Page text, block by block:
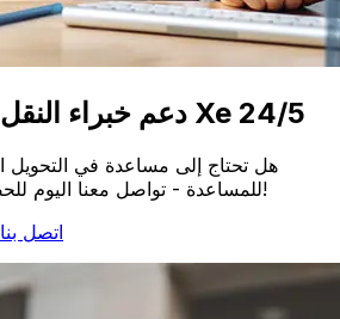
دعم خبراء النقل العالمي للخبراء Xe 24/5
هل تحتاج إلى مساعدة في التحويل
للمساعدة - تواصل معنا اليوم للحصول على دعم مخصص!
اتصل بنا: +1 (800)